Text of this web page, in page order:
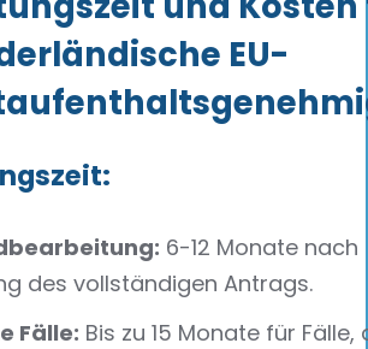
EU-
6-12 Monate nach
des vollständigen Antrags.
Fälle: Bis zu 15 Monate für Fälle,